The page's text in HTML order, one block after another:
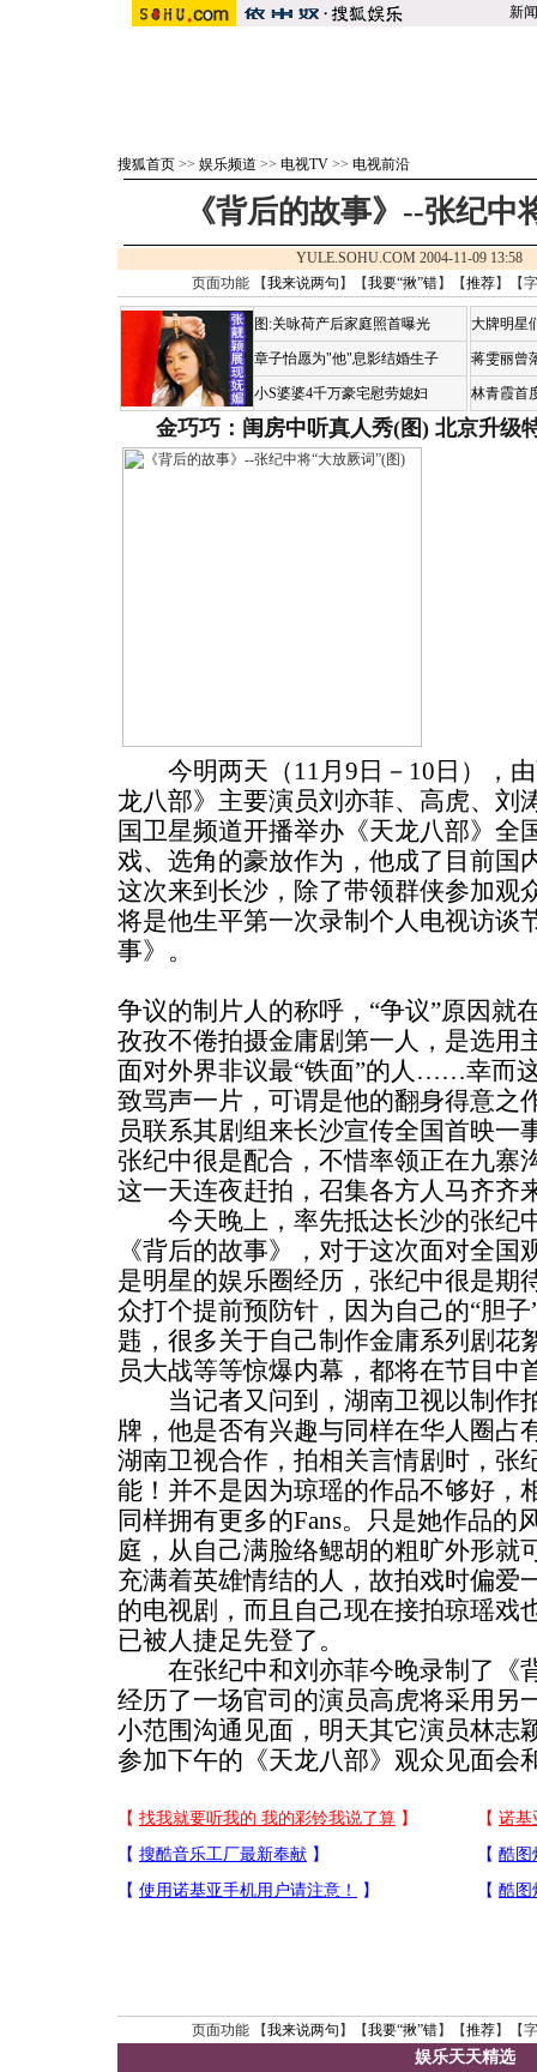
新闻
搜狐首页>> 娱乐频道 >> 电视TV>> 电视前沿
《背后的故事》--张纪中
YULE.SOHU.COM 2004-11-09
页面功能 【我来说两句 】【我要“揪”错】【推荐】【
图:关咏荷产后家庭照首曝光
章子怡愿为"他"息影结婚生子
小S婆婆4千万豪宅慰劳媳妇
大牌明星
蒋雯丽曾
林青霞首
金巧巧：闺房中听真人秀(图) 北京升级
今明两天（11月9日－10日），由
龙八部》主要演员刘亦菲、高虎、刘
国卫星频道开播举办《天龙八部》全
戏、选角的豪放作为，他成了目前国
这次来到长沙，除了带领群侠参加观
将是他生平第一次录制个人电视访谈
事》。
争议的制片人的称呼，“争议”原因就
孜孜不倦拍摄金庸剧第一人，是选用
面对外界非议最“铁面”的人……幸而
致骂声一片，可谓是他的翻身得意之
员联系其剧组来长沙宣传全国首映一
张纪中很是配合，不惜率领正在九寨
这一天连夜赶拍，召集各方人马齐齐
今天晚上，率先抵达长沙的张纪
《背后的故事》，对于这次面对全国
是明星的娱乐圈经历，张纪中很是期
众打个提前预防针，因为自己的“胆
韪，很多关于自己制作金庸系列剧花
员大战等等惊爆内幕，都将在节目中
当记者又问到，湖南卫视以制作
牌，他是否有兴趣与同样在华人圈占
湖南卫视合作，拍相关言情剧时，张
能！并不是因为琼瑶的作品不够好，
同样拥有更多的Fans。只是她作品的
庭，从自己满脸络鳃胡的粗旷外形就
充满着英雄情结的人，故拍戏时偏爱
的电视剧，而且自己现在接拍琼瑶戏
已被人捷足先登了。
在张纪中和刘亦菲今晚录制了《
经历了一场官司的演员高虎将采用另
小范围沟通见面，明天其它演员林志
参加下午的《天龙八部》观众见面会
页面功能 【我来说两句 】【我要“揪”错】【推荐】【
娱乐天天精选